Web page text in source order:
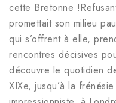
cette Bretonne
promettait son milieu
qui s’offrent à elle,
rencontres décisives
découvre le quotidien
XIXe, jusqu’à la